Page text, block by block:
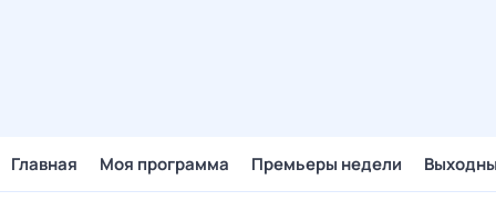
Главная Моя программа Премьеры недели